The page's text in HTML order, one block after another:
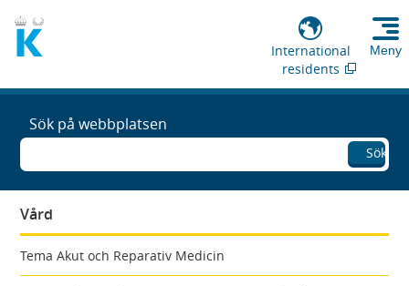
International
residents
Meny
Sök på webbplatsen
Sök
Vård
Tema Akut och Reparativ Medicin